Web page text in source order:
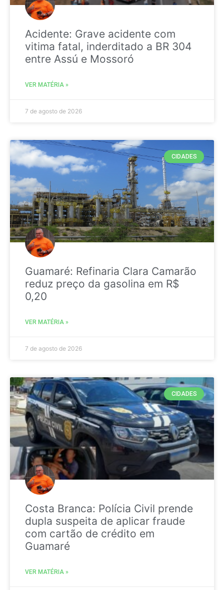
Acidente: Grave acidente com
vitima fatal, inderditado a BR 304
entre Assú e Mossoró
VER MATÉRIA »
7 de agosto de 2026
CIDADES
Guamaré: Refinaria Clara Camarão
reduz preço da gasolina em R$
0,20
VER MATÉRIA »
7 de agosto de 2026
CIDADES
Costa Branca: Polícia Civil prende
dupla suspeita de aplicar fraude
com cartão de crédito em
Guamaré
VER MATÉRIA »